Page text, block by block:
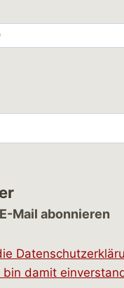
Mail abonnieren
bin damit